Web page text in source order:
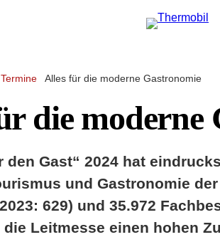
Alles für die moderne Gastronomie
die moderne
den Gast“ 2024 hat
und Gastronomie
629) und 35.972
Leitmesse einen hohen